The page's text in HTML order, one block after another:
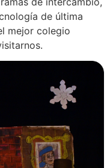
de última
mejor colegio